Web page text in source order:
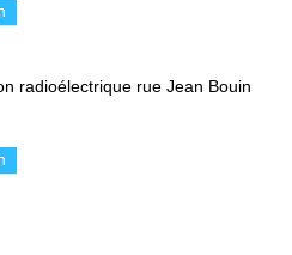
radioélectrique rue Jean Bouin